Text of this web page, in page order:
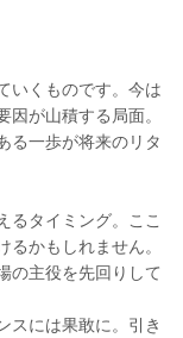
いくものです。今は
が山積する局面。
る一歩が将来のリタ
るタイミング。ここ
かもしれません。
の主役を先回りして
スには果敢に。引き